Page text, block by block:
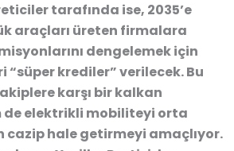
tarafında ise, 2035’e
araçları üreten firmalara
dengelemek için
“süper krediler”verilecek. Bu
karşı bir kalkan
de elektrikli mobiliteyi orta
hale getirmeyi amaçlıyor.